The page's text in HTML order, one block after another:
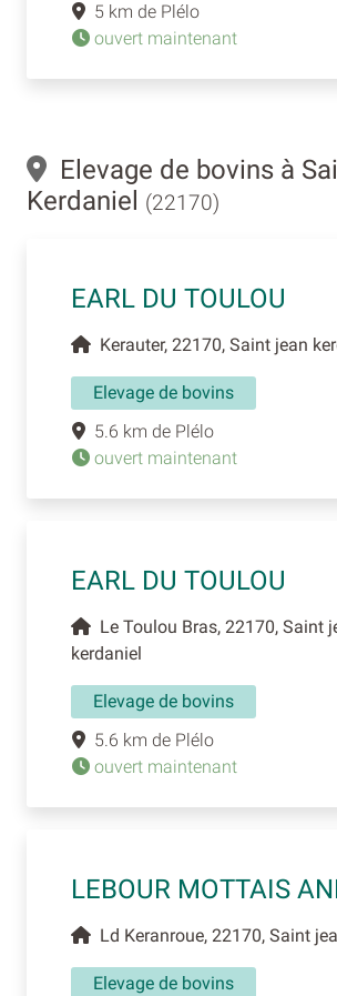
5 km de Plélo
ouvert maintenant
Elevage de bovins à
Kerdaniel
(22170)
EARL DU TOULOU
Kerauter, 22170, Saint jean
Elevage de bovins
5.6 km de Plélo
ouvert maintenant
EARL DU TOULOU
Le Toulou Bras, 22170, Saint
kerdaniel
Elevage de bovins
5.6 km de Plélo
ouvert maintenant
LEBOUR MOTTAIS
Ld Keranroue, 22170, Saint
Elevage de bovins